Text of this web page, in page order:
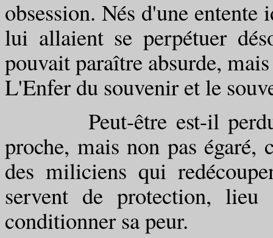
obsession. Nés d'une
lui allaient se perpétuer
pouvait paraître absurde,
L'Enfer du souvenir et le
Peut-être est-il perdu,
proche, mais non pas égaré,
des miliciens qui
servent de protection,
conditionner sa peur.